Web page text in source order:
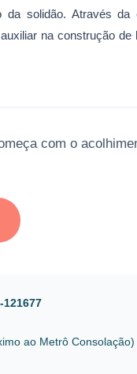
solidão. Através da
na construção de
com o
Psicóloga
121677
ao Metrô Consolação)